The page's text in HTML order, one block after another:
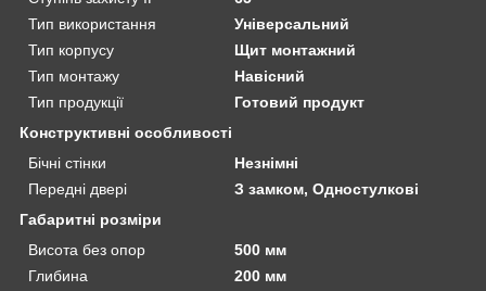
Тип використання
Універсальний
Тип корпусу
Щит монтажний
Тип монтажу
Навісний
Тип продукції
Готовий продукт
Конструктивні особливості
Бічні стінки
Незнімні
Передні двері
З замком, Одностулкові
Габаритні розміри
Висота без опор
500 мм
Глибина
200 мм